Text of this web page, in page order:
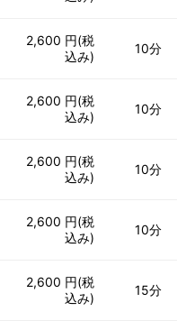
2,600 円(税
込み)
10分
2,600 円(税
込み)
10分
2,600 円(税
込み)
10分
2,600 円(税
込み)
10分
2,600 円(税
込み)
15分